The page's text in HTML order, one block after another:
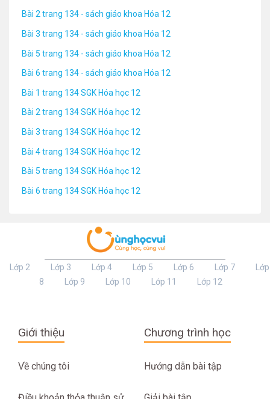
Bài 2 trang 134 - sách giáo khoa Hóa 12
Bài 3 trang 134 - sách giáo khoa Hóa 12
Bài 5 trang 134 - sách giáo khoa Hóa 12
Bài 6 trang 134 - sách giáo khoa Hóa 12
Bài 1 trang 134 SGK Hóa học 12
Bài 2 trang 134 SGK Hóa học 12
Bài 3 trang 134 SGK Hóa học 12
Bài 4 trang 134 SGK Hóa học 12
Bài 5 trang 134 SGK Hóa học 12
Bài 6 trang 134 SGK Hóa học 12
Lớp 2 Lớp 3 Lớp 4 Lớp 5 Lớp 6 Lớp 7
Lớp
8
Lớp 9 Lớp 10 Lớp 11 Lớp 12
Giới thiệu
Về chúng tôi
Chương trình học
Hướng dẫn bài tập